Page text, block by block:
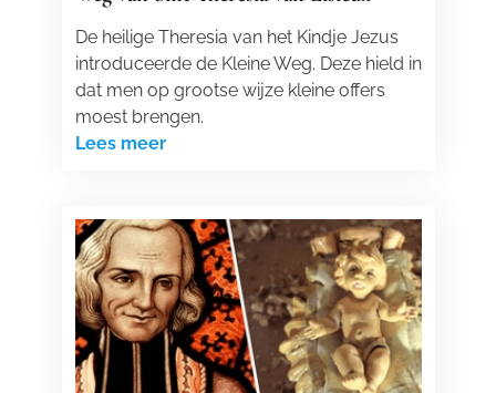
De heilige Theresia van het Kindje Jezus
introduceerde de Kleine Weg. Deze hield in
dat men op grootse wijze kleine offers
moest brengen.
Lees meer